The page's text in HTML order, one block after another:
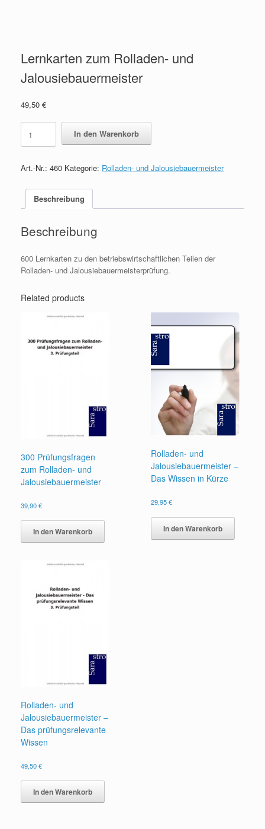
Lernkarten zum Rolladen- und
Jalousiebauermeister
49,50 €
Lernkarten
zum
Rolladen-
Jalousiebauermeister
In den Warenkorb
Art.-Nr.: 460 Kategorie: Rolladen- und Jalousiebauermeister
Beschreibung
Beschreibung
600 Lernkarten zu den betriebswirtschaftlichen Teilen der
Rolladen- und Jalousiebauermeisterprüfung.
Related products
300 Prüfungsfragen
zum Rolladen- und
Jalousiebauermeister
39,90€
In den Warenkorb
Rolladen- und
Jalousiebauermeister –
Das Wissen in Kürze
29,95€
In den Warenkorb
Rolladen- und
Jalousiebauermeister –
Das prüfungsrelevante
Wissen
49,50€
In den Warenkorb